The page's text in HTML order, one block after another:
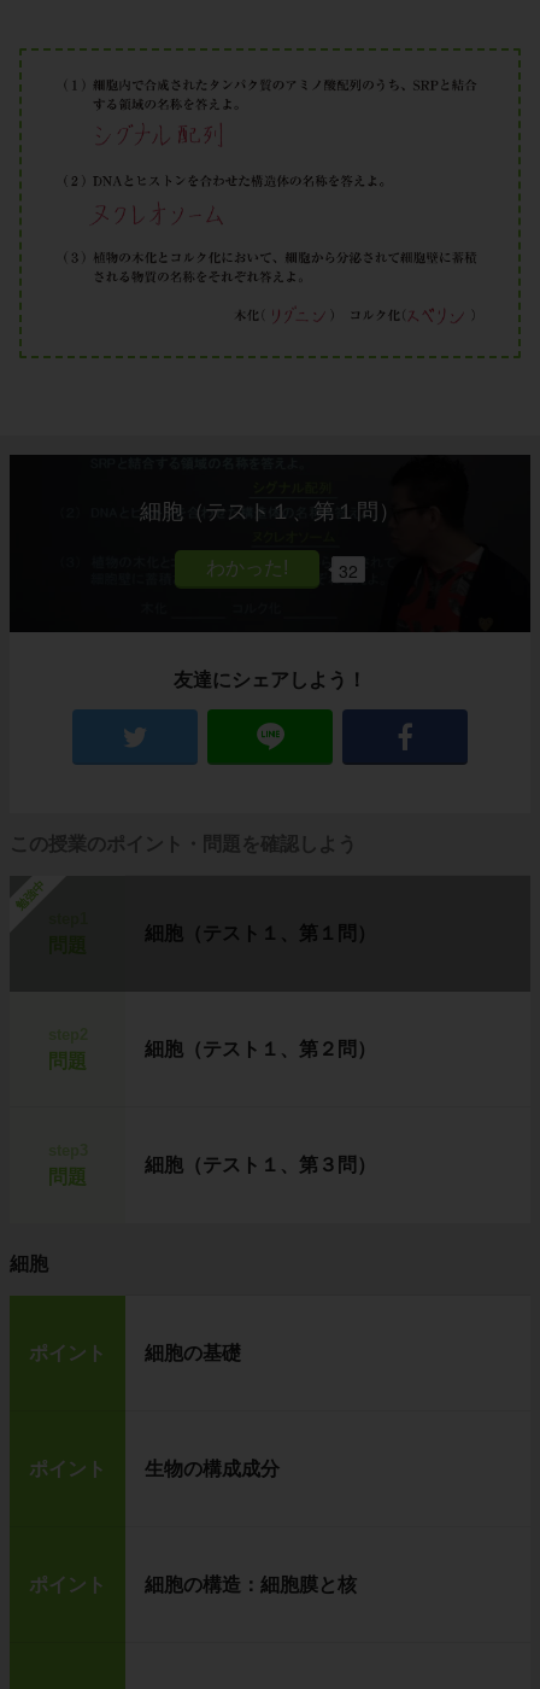
細胞（テスト１、第１問）
32
友達にシェアしよう！
この授業のポイント・問題を確認しよう
勉強中
細胞（テスト１、第１問）
問題
細胞（テスト１、第２問）
問題
細胞（テスト１、第３問）
細胞
ポイント 細胞の基礎
ポイント 生物の構成成分
ポイント 細胞の構造：細胞膜と核